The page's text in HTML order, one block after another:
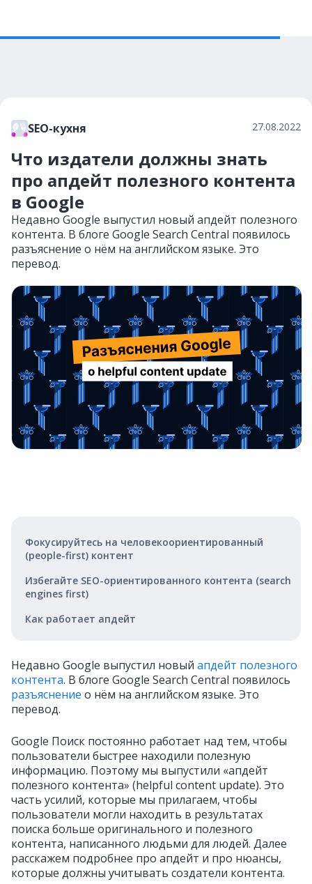
SEO-кухня 27.08.2022
Что издатели должны знать
про апдейт полезного контента
в Google
Недавно Google выпустил новый апдейт полезного
контента. В блоге Google Search Central появилось
разъяснение о нём на английском языке. Это
перевод.
Фокусируйтесь на человекоориентированный
(people-first) контент
Избегайте SEO-ориентированного контента (search
engines first)
Как работает апдейт
Недавно Google выпустил новый апдейт полезного
контента. В блоге Google Search Central появилось
разъяснение о нём на английском языке. Это
перевод.
Google Поиск постоянно работает над тем, чтобы
пользователи быстрее находили полезную
информацию. Поэтому мы выпустили «апдейт
полезного контента» (helpful content update). Это
часть усилий, которые мы прилагаем, чтобы
пользователи могли находить в результатах
поиска больше оригинального и полезного
контента, написанного людьми для людей. Далее
расскажем подробнее про апдейт и про нюансы,
которые должны учитывать создатели контента.